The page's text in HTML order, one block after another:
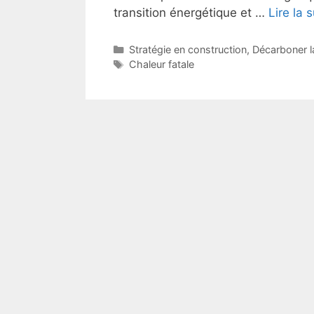
transition énergétique et … Lire la
Catégories
Stratégie en construction, Décarboner
Étiquettes
Chaleur fatale